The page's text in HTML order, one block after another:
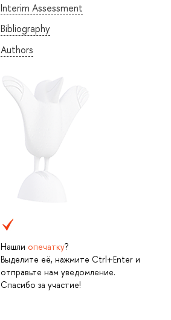
Interim Assessment
Bibliography
Authors
Нашли опечатку?
Выделите её, нажмите Ctrl+Enter и
отправьте нам уведомление.
Спасибо за участие!